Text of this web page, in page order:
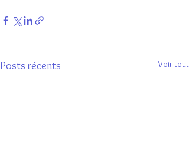
Posts récents Voir tout